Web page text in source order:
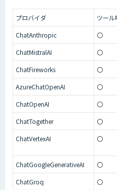
プロバイダ ツール
ChatAnthropic
〇
ChatMistralAI
〇
ChatFireworks
〇
AzureChatOpenAI
〇
ChatOpenAI
〇
ChatTogether
〇
ChatVertexAI
〇
ChatGoogleGenerativeAI 〇
ChatGroq
〇